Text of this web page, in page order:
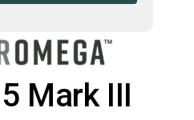
Mark III